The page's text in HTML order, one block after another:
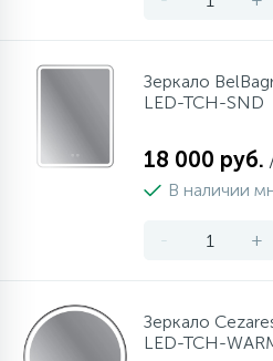
Зеркало
LED-TCH-SND
18 000 руб.
В наличии
- +
Зеркало
LED-TCH-